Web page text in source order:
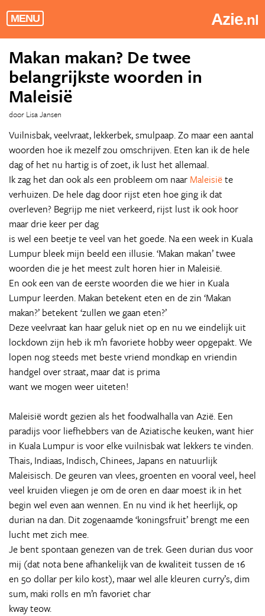
MENU Azie.nl
Makan makan? De twee
belangrijkste woorden in
Maleisië
door Lisa Jansen
Vuilnisbak, veelvraat, lekkerbek, smulpaap. Zo maar een aantal
woorden hoe ik mezelf zou omschrijven. Eten kan ik de hele
dag of het nu hartig is of zoet, ik lust het allemaal.
Ik zag het dan ook als een probleem om naar Maleisiëte
verhuizen. De hele dag door rijst eten hoe ging ik dat
overleven? Begrijp me niet verkeerd, rijst lust ik ook hoor
maar drie keer per dag
is wel een beetje te veel van het goede. Na een week in Kuala
Lumpur bleek mijn beeld een illusie. ‘Makan makan’ twee
woorden die je het meest zult horen hier in Maleisië.
En ook een van de eerste woorden die we hier in Kuala
Lumpur leerden. Makan betekent eten en de zin ‘Makan
makan?’ betekent ‘zullen we gaan eten?’
Deze veelvraat kan haar geluk niet op en nu we eindelijk uit
lockdown zijn heb ik m’n favoriete hobby weer opgepakt. We
lopen nog steeds met beste vriend mondkap en vriendin
handgel over straat, maar dat is prima
want we mogen weer uiteten!
Maleisië wordt gezien als het foodwalhalla van Azië. Een
paradijs voor liefhebbers van de Aziatische keuken, want hier
in Kuala Lumpur is voor elke vuilnisbak wat lekkers te vinden.
Thais, Indiaas, Indisch, Chinees, Japans en natuurlijk
Maleisisch. De geuren van vlees, groenten en vooral veel, heel
veel kruiden vliegen je om de oren en daar moest ik in het
begin wel even aan wennen. En nu vind ik het heerlijk, op
durian na dan. Dit zogenaamde ‘koningsfruit’ brengt me een
lucht met zich mee.
Je bent spontaan genezen van de trek. Geen durian dus voor
mij (dat nota bene afhankelijk van de kwaliteit tussen de 16
en 50 dollar per kilo kost), maar wel alle kleuren curry’s, dim
sum, maki rolls en m’n favoriet char
kway teow.